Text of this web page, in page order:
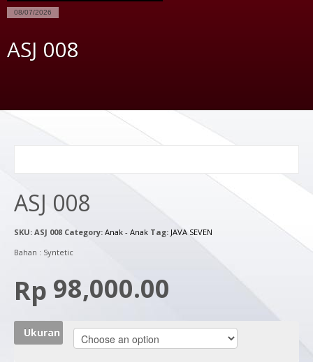
08/07/2026
ASJ 008
ASJ 008
SKU: ASJ 008 Category: Anak - Anak Tag: JAVA SEVEN
Bahan : Syntetic
Rp 98,000.00
Ukuran